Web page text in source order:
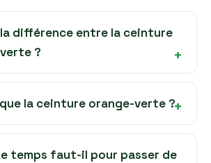
différence entre la ceinture
?
la ceinture orange-verte ?
temps faut-il pour passer de